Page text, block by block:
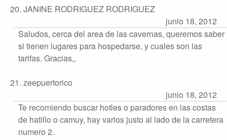
20. JANINE RODRIGUEZ RODRIGUEZ
junio 18, 2012
Saludos, cerca del area de las cavernas, queremos saber
si tienen lugares para hospedarse, y cuales son las
tarifas. Gracias,,
21. zeepuertorico
junio 18, 2012
Te recomiendo buscar hotles o paradores en las costas
de hatillo o camuy, hay varios justo al lado de la carretera
numero 2.